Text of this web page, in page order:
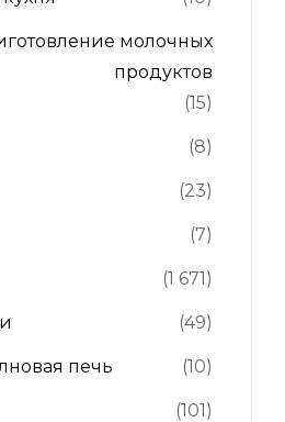
молочных
продуктов
(15)
(8)
(23)
(7)
(1 671)
(49)
печь (10)
(101)